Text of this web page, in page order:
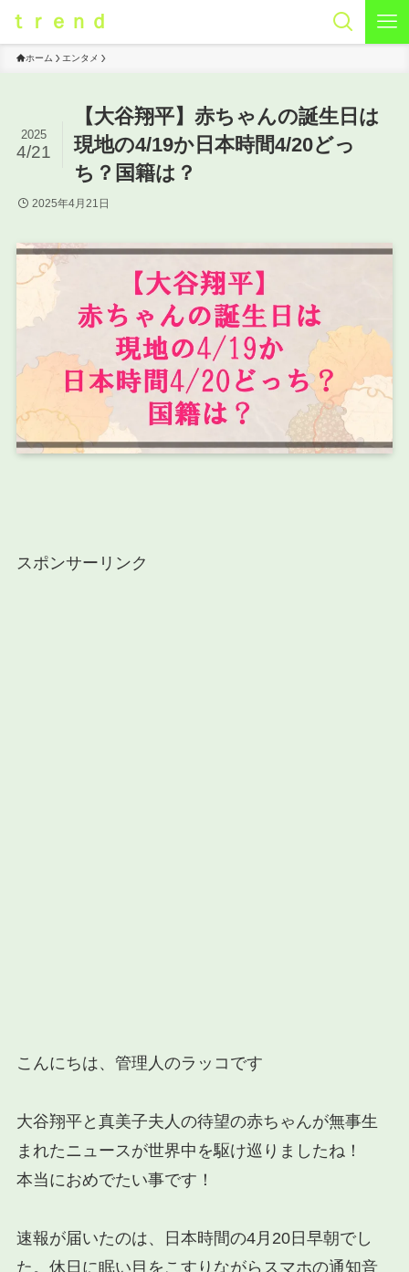
ｔｒｅｎｄ
ホーム エンタメ
【大谷翔平】赤ちゃんの誕生日は
現地の4/19か日本時間4/20どっ
ち？国籍は？
2025
4/21
2025年4月21日
スポンサーリンク
こんにちは、管理人のラッコです
大谷翔平と真美子夫人の待望の赤ちゃんが無事生
まれたニュースが世界中を駆け巡りましたね！
本当におめでたい事です！
速報が届いたのは、日本時間の4月20日早朝でし
た。休日に眠い目をこすりながらスマホの通知音